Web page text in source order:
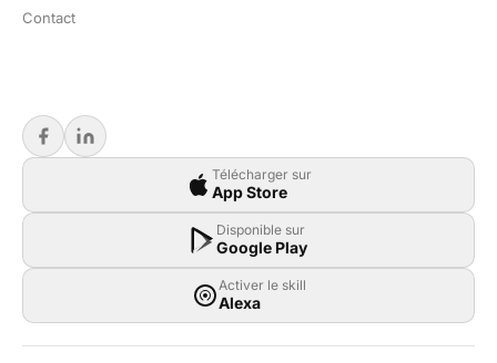
Contact
Télécharger sur
App Store
Disponible sur
Google Play
Activer le skill
Alexa